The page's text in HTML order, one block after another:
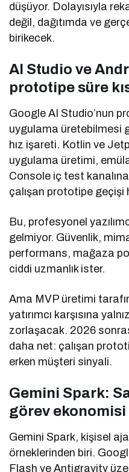
düşüyor. Dolayısıyla
değil, dağıtımda ve
birikecek.
AI Studio ve
prototipe süre
Google AI Studio’nun
uygulama üretebilmesi
hız işareti. Kotlin ve
uygulama üretimi,
Console iç test
çalışan prototipe geçişi
Bu, profesyonel
gelmiyor. Güvenlik,
performans, mağaza
ciddi uzmanlık ister.
Ama MVP üretimi
yatırımcı karşısına
zorlaşacak. 2026
daha net: çalışan
erken müşteri sinyali.
Gemini Spark:
görev ekonomisi
Gemini Spark, kişisel
örneklerinden biri.
Flash ve Antigravity